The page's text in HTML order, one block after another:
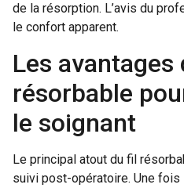
de la résorption. L’avis du
le confort apparent.
Les avantages
résorbable
le soignant
Le principal atout du fil
suivi post-opératoire. Une